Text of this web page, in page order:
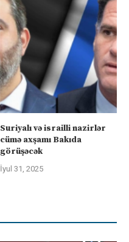
Suriyalı və israilli nazirlər
cümə axşamı Bakıda
görüşəcək
İyul 31, 2025